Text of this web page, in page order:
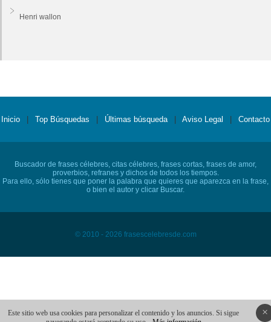
Henri wallon
Inicio Top Búsquedas Últimas búsqueda Aviso Legal Contacto
Buscador de frases célebres, citas célebres, frases cortas, frases de amor,
proverbios, refranes y dichos de todos los tiempos.
Para ello, sólo tienes que poner la palabra que quieres que aparezca en la frase,
o bien el autor y clicar Buscar.
© 2010 - 2026 frasescelebresde.com
×
Este sitio web usa cookies para personalizar el contenido y los anuncios. Si sigue